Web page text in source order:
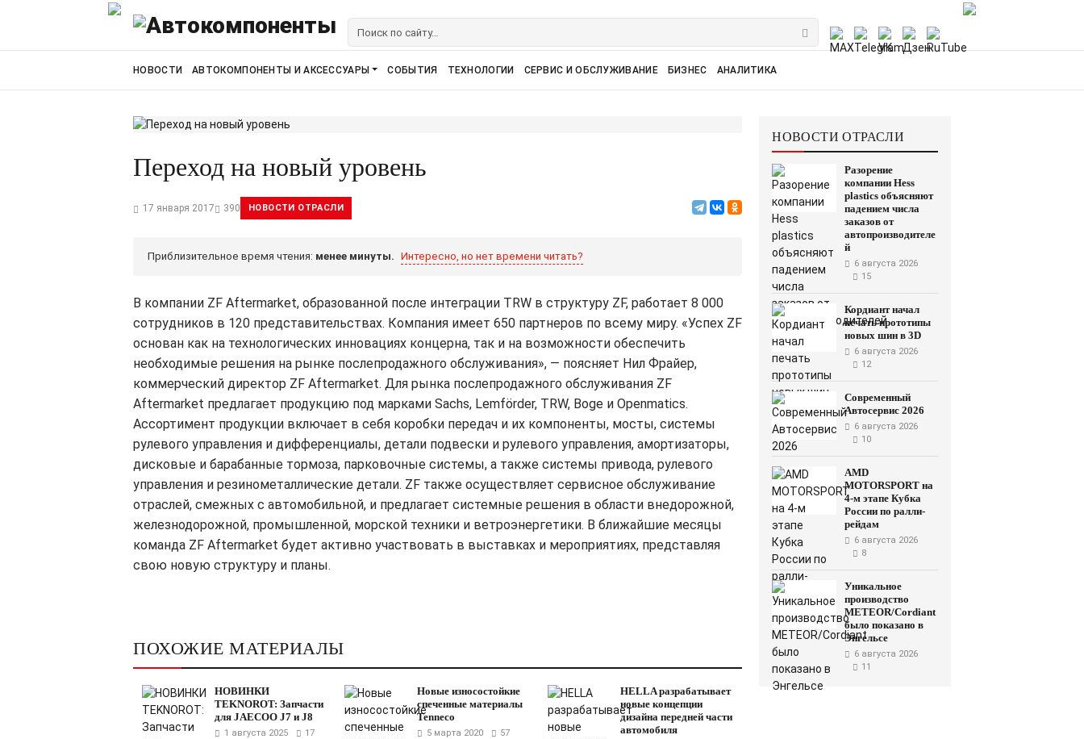
НОВОСТИ АВТОКОМПОНЕНТЫ И АКСЕССУАРЫ СОБЫТИЯ ТЕХНОЛОГИИ СЕРВИС И ОБСЛУЖИВАНИЕ БИЗНЕС АНАЛИТИКА
Переход на новый уровень
17 января 2017 390 НОВОСТИ ОТРАСЛИ
Приблизительное время чтения: менее минуты. Интересно, но нет времени читать?
В компании ZF Aftermarket, образованной после интеграции TRW в структуру ZF, работает 8 000
сотрудников в 120 представительствах. Компания имеет 650 партнеров по всему миру. «Успех ZF
основан как на технологических инновациях концерна, так и на возможности обеспечить
необходимые решения на рынке послепродажного обслуживания», — поясняет Нил Фрайер,
коммерческий директор ZF Aftermarket. Для рынка послепродажного обслуживания ZF
Aftermarket предлагает продукцию под марками Sachs, Lemförder, TRW, Boge и Openmatics.
Ассортимент продукции включает в себя коробки передач и их компоненты, мосты, системы
рулевого управления и дифференциалы, детали подвески и рулевого управления, амортизаторы,
дисковые и барабанные тормоза, парковочные системы, а также системы привода, рулевого
управления и резинометаллические детали. ZF также осуществляет сервисное обслуживание
отраслей, смежных с автомобильной, и предлагает системные решения в области внедорожной,
железнодорожной, промышленной, морской техники и ветроэнергетики. В ближайшие месяцы
команда ZF Aftermarket будет активно участвовать в выставках и мероприятиях, представляя
свою новую структуру и планы.
ПОХОЖИЕ МАТЕРИАЛЫ
НОВИНКИ
TEKNOROT: Запчасти
для JAECOO J7 и J8
1 августа 2025 17
Новые износостойкие
спеченные материалы
Tenneco
5 марта 2020 57
HELLA разрабатывает
новые концепции
дизайна передней части
автомобиля
НОВОСТИ ОТРАСЛИ
Разорение
компании Hess
plastics объясняют
падением числа
заказов от
автопроизводителе
й
6 августа 2026
15
Кордиант начал
печать прототипы
новых шин в 3D
6 августа 2026
12
Современный
Автосервис 2026
6 августа 2026
10
AMD
MOTORSPORT на
4-м этапе Кубка
России по ралли-
рейдам
6 августа 2026
8
Уникальное
производство
METEOR/Cordiant
было показано в
Энгельсе
6 августа 2026
11